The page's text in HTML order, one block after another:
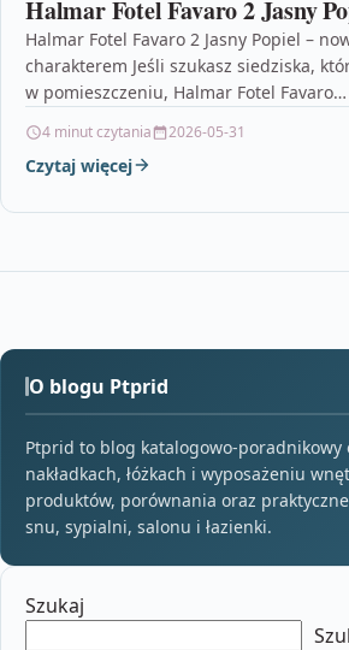
Halmar Fotel Favaro 2 Jasny
Halmar Fotel Favaro 2 Jasny Popiel –
charakterem Jeśli szukasz siedziska,
w pomieszczeniu, Halmar Fotel Favaro…
4 minut czytania 2026-05-31
Czytaj więcej
O blogu Ptprid
Ptprid to blog katalogowo-poradnikowy
nakładkach, łóżkach i wyposażeniu
produktów, porównania oraz
snu, sypialni, salonu i łazienki.
Szukaj